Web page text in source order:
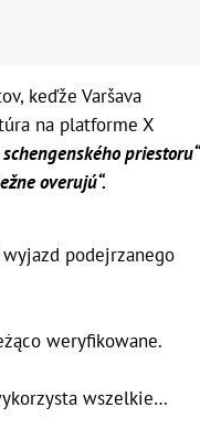
keďže Varšava
na platforme X
priestoru“
overujú“.
podejrzanego
weryfikowane.
wszelkie…